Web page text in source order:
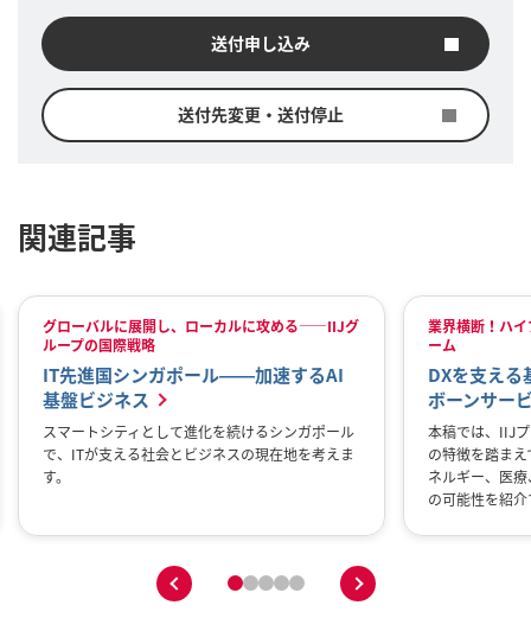
送付申し込み
送付先変更・送付停止
関連記事
グローバルに展開し、ローカルに攻める——IIJグ
ループの国際戦略
IT先進国シンガポール――加速するAI
基盤ビジネス
スマートシティとして進化を続けるシンガポール
で、ITが支える社会とビジネスの現在地を考えま
す。
業界横断！ハ
ーム
DXを支え
ボーンサー
本稿では、IIJ
の特徴を踏ま
ネルギー、医
の可能性を紹